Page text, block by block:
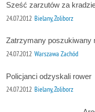
Sześć zarzutów za
24.07.2012 Bielany, Żoliborz
Zatrzymany poszukiwany
24.07.2012 Warszawa Zachód
Policjanci odzyskali rower
24.07.2012 Bielany, Żoliborz